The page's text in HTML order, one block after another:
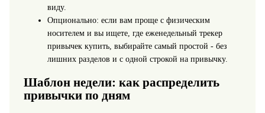
виду.
Опционально: если вам проще с физическим
носителем и вы ищете, где еженедельный трекер
привычек купить, выбирайте самый простой - без
лишних разделов и с одной строкой на привычку.
Шаблон недели: как распределить
привычки по дням